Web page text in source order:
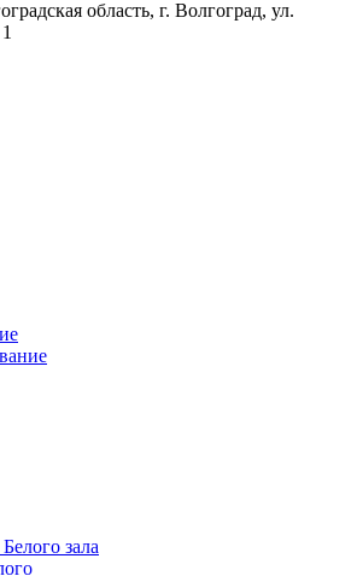
область, г. Волгоград, ул.
зала